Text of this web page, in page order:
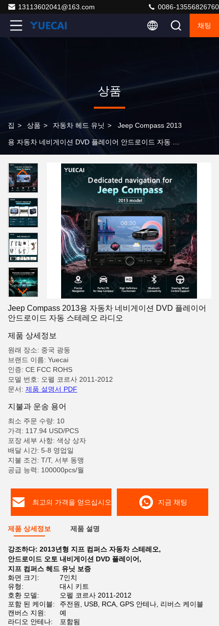
13113602041@163.com 0086-13556826760
채팅
상품
집 > 상품 > 자동차 헤드 유닛 > Jeep Compass 2013
용 자동차 네비게이션 DVD 플레이어 안드로이드 자동 스
Jeep Compass 2013용 자동차 네비게이션 DVD 플레이어
안드로이드 자동 스테레오 라디오
제품 상세정보
원래 장소: 중국 광둥
브랜드 이름: Yuecai
인증: CE FCC ROHS
모델 번호: 오펠 코르사 2011-2012
문서: 제품 설명서 PDF
지불과 운송 용어
최소 주문 수량: 10
가격: 117.94 USD/PCS
포장 세부 사항: 색상 상자
배달 시간: 5-8 영업일
지불 조건: T/T, 서부 동맹
공급 능력: 100000pcs/월
최고의 가격을 얻으십시오 지금 채팅
제품 상세정보 제품 설명
강조하다: 2013년형 지프 컴퍼스 자동차 스테레오,
안드로이드 오토 내비게이션 DVD 플레이어 ,
지프 컴퍼스 헤드 유닛 보증
화면 크기:
7인치
유형:
대시 키트
호환 모델:
오펠 코르사 2011-2012
포함 된 케이블:
주전원, USB, RCA, GPS 안테나, 리버스 케이블
캔버스 지원:
예
라디오 안테나:
포함됨